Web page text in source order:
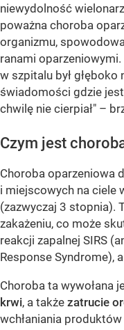
niewydolność
poważna choroba
organizmu,
ranami
w szpitalu był głęboko
świadomości gdzie
chwilę nie cierpiał" –
Czym jest
Choroba oparzeniowa
i miejscowych na ciele
(zazwyczaj 3 stopnia).
zakażeniu, co może
reakcji zapalnej SIRS
Response Syndrome),
Choroba ta wywołana
krwi, a także zatrucie
wchłaniania